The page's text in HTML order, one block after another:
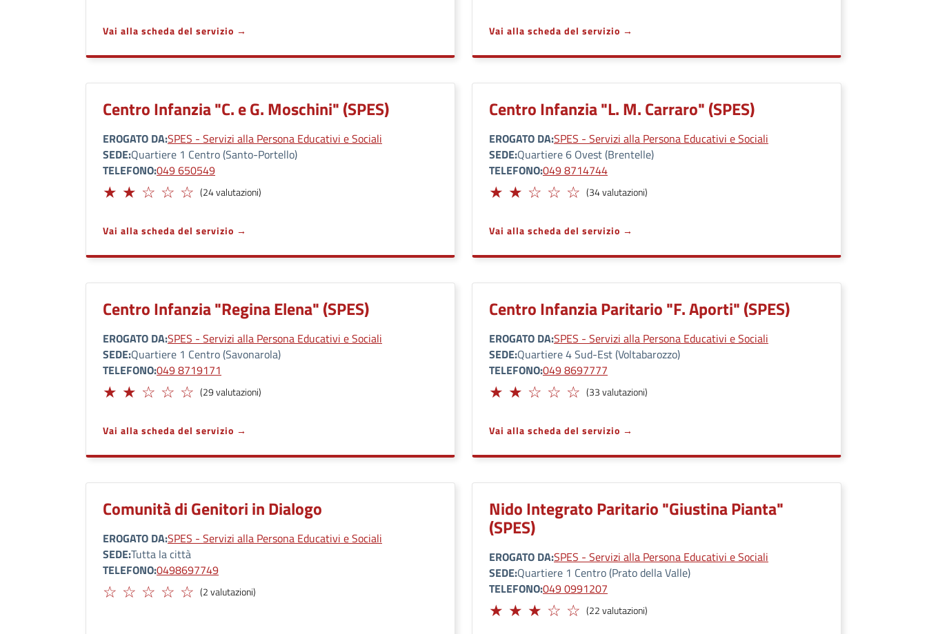
Vai alla scheda del servizio Vai alla scheda del servizio
Centro Infanzia "C. e G. Moschini" (SPES)
EROGATO DASPES - Servizi alla Persona Educativi e Sociali
SEDE Quartiere 1 Centro (Santo-Portello)
TELEFONO049 650549
Limitato
(24 valutazioni)
Vai alla scheda del servizio
Centro Infanzia "L. M. Carraro" (SPES)
EROGATO DASPES - Servizi alla Persona Educativi e Sociali
SEDEQuartiere 6 Ovest (Brentelle)
TELEFONO049 8714744
Limitato
(34 valutazioni)
Vai alla scheda del servizio
Centro Infanzia "Regina Elena" (SPES)
EROGATO DASPES - Servizi alla Persona Educativi e Sociali
SEDE Quartiere 1 Centro (Savonarola)
TELEFONO049 8719171
Limitato
(29 valutazioni)
Vai alla scheda del servizio
Centro Infanzia Paritario "F. Aporti" (SPES)
EROGATO DASPES - Servizi alla Persona Educativi e Sociali
SEDEQuartiere 4 Sud-Est (Voltabarozzo)
TELEFONO049 8697777
Limitato
(33 valutazioni)
Vai alla scheda del servizio
Comunità di Genitori in Dialogo
EROGATO DASPES - Servizi alla Persona Educativi e Sociali
SEDETutta la città
TELEFONO0498697749
(2 valutazioni)
Nido Integrato Paritario "Giustina Pianta"
(SPES)
EROGATO DASPES - Servizi alla Persona Educativi e Sociali
SEDEQuartiere 1 Centro (Prato della Valle)
TELEFONO049 0991207
Adeguato
(22 valutazioni)